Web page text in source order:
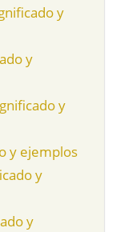
y
y
y
y ejemplos
y
y